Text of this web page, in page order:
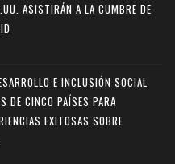
ASISTIRÁN A LA CUMBRE DE
E INCLUSIÓN SOCIAL
DE CINCO PAÍSES PARA
EXITOSAS SOBRE